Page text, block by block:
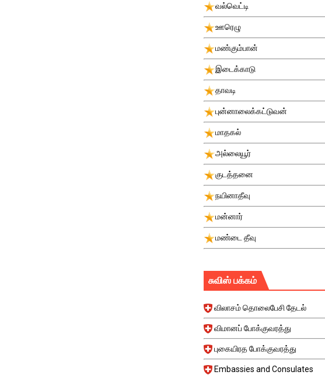
வல்வெட்டி
ஊரெழு
மண்கும்பான்
இடைக்காடு
தாவடி
புன்னாலைக்கட்டுவன்
மாதகல்
அல்லையூர்
குடத்தனை
நயினாதீவு
மன்னார்
மண்டை தீவு
சுவிஸ் பக்கம்
விலாசம் தொலைபேசி தேடல்
விமானப் போக்குவரத்து
புகையிரத போக்குவரத்து
Embassies and Consulates